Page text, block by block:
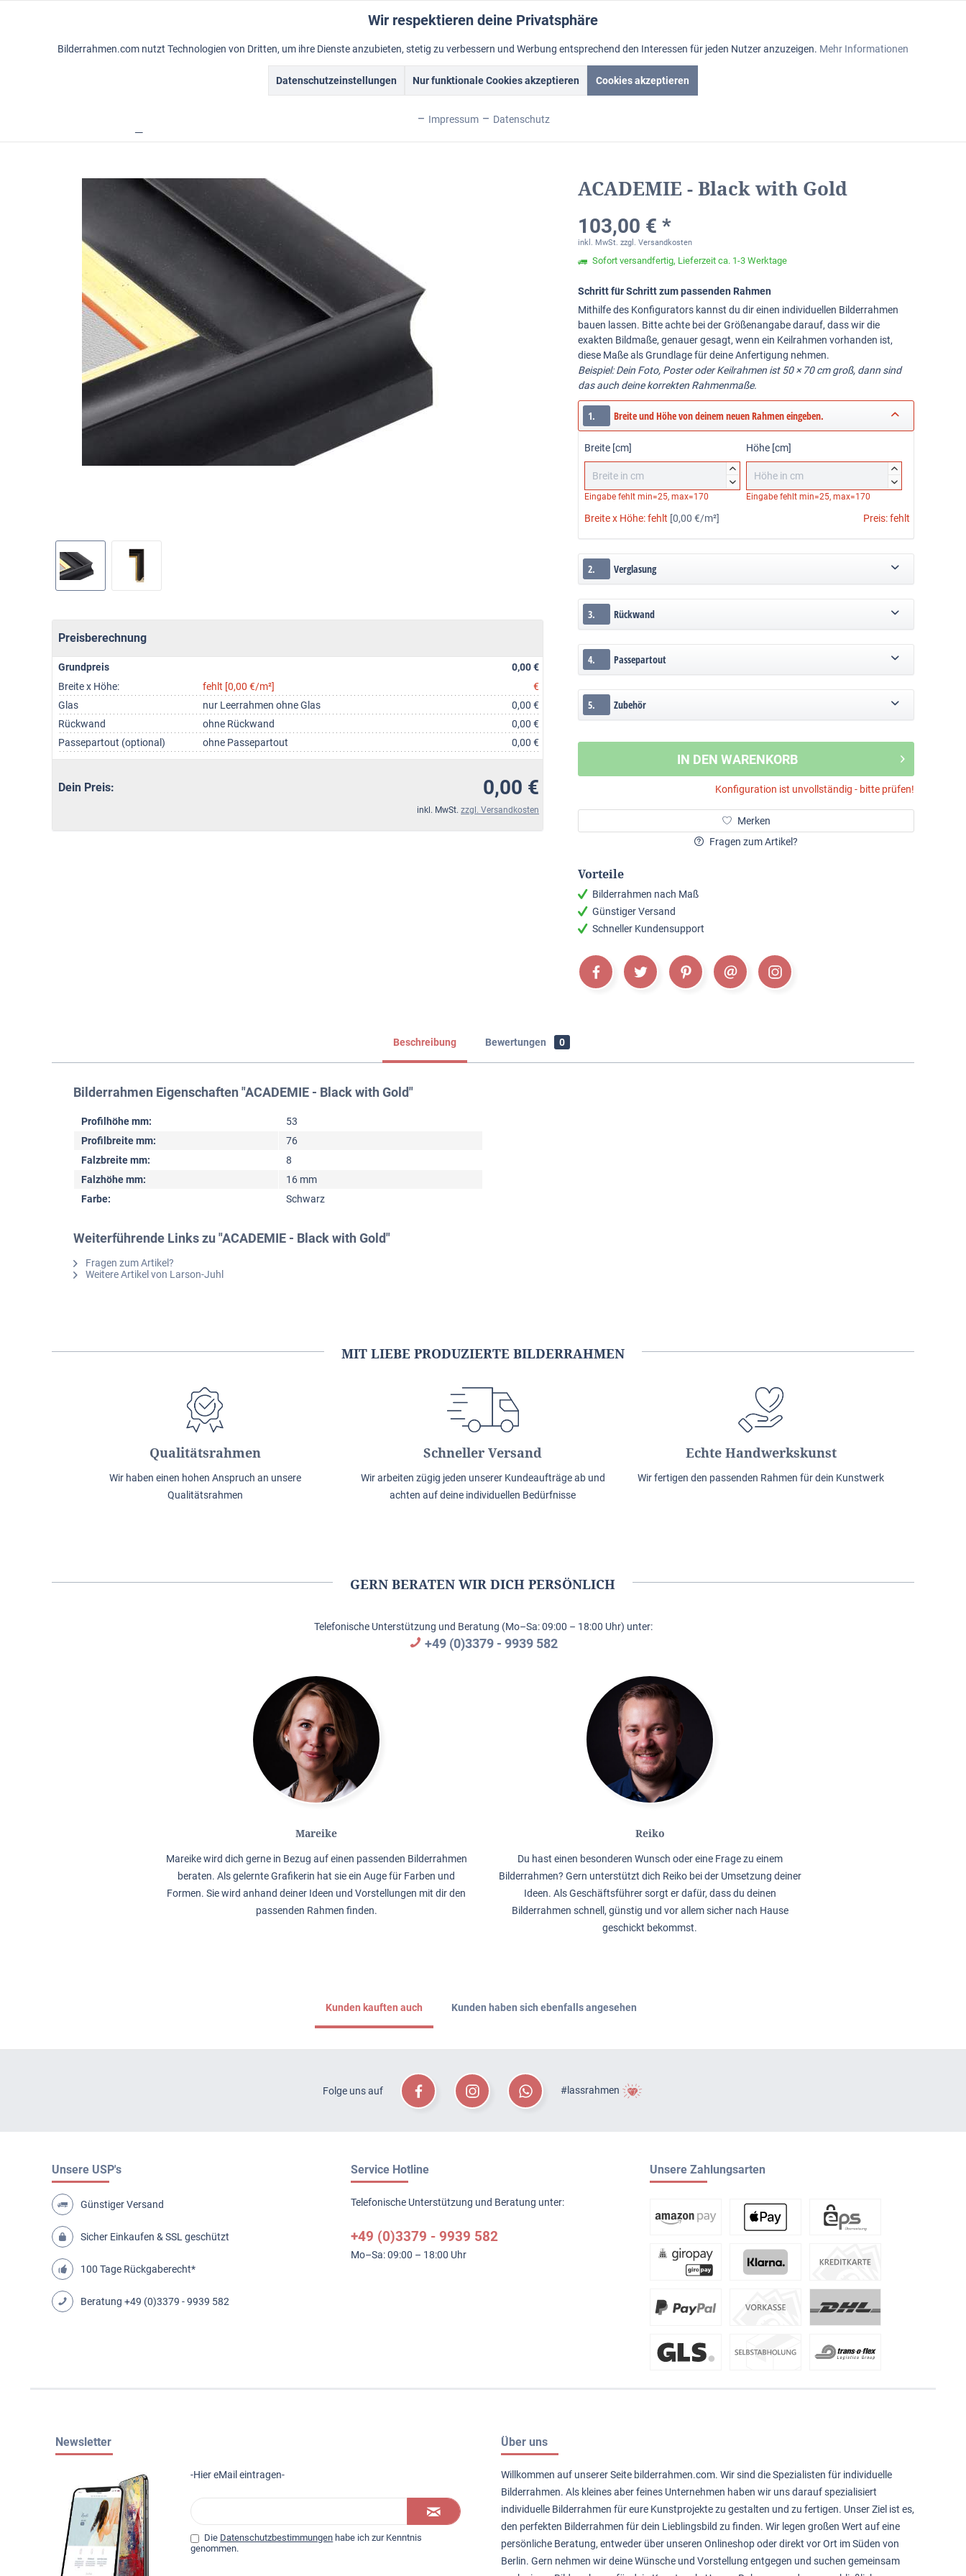
Vintagerahmen Barockrahmen Schattenfugenrahmen Fotorahmen Aluminiumrahmen
Preisberechnung
Grundpreis
0,00 €
Breite x Höhe:
fehlt [0,00 €/m²]
€
Glas
nur Leerrahmen ohne Glas
0,00 €
Rückwand
ohne Rückwand
0,00 €
Passepartout (optional)
ohne Passepartout 0,00 €
Dein Preis: 0,00 €
inkl. MwSt. zzgl. Versandkosten
ACADEMIE - Black with Gold
103,00 € *
inkl. MwSt. zzgl. Versandkosten
Sofort versandfertig, Lieferzeit ca. 1-3 Werktage
Schritt für Schritt zum passenden Rahmen
Mithilfe des Konfigurators kannst du dir einen individuellen Bilderrahmen
bauen lassen. Bitte achte bei der Größenangabe darauf, dass wir die
exakten Bildmaße, genauer gesagt, wenn ein Keilrahmen vorhanden ist,
diese Maße als Grundlage für deine Anfertigung nehmen.
Beispiel: Dein Foto, Poster oder Keilrahmen ist 50 × 70 cm groß, dann sind
das auch deine korrekten Rahmenmaße.
1. Breite und Höhe von deinem neuen Rahmen eingeben.
Breite [cm]


Höhe [cm]


Eingabe fehlt min=25, max=170 Eingabe fehlt min=25, max=170
Breite x Höhe:fehlt [0,00 €/m²] Preis:fehlt
2. Verglasung
3. Rückwand
4. Passepartout
5. Zubehör
IN DEN WARENKORB
Konfiguration ist unvollständig - bitte prüfen!
Merken
Fragen zum Artikel?
Vorteile
Bilderrahmen nach Maß
Günstiger Versand
Schneller Kundensupport
Beschreibung Bewertungen 0
Bilderrahmen Eigenschaften "ACADEMIE - Black with Gold"
Profilhöhe mm:
53
Profilbreite mm:
76
Falzbreite mm:
8
Falzhöhe mm:
16 mm
Farbe:
Schwarz
Weiterführende Links zu "ACADEMIE - Black with Gold"
Fragen zum Artikel?
Weitere Artikel von Larson-Juhl
MIT LIEBE PRODUZIERTE BILDERRAHMEN
Qualitätsrahmen
Wir haben einen hohen Anspruch an unsere
Qualitätsrahmen
Schneller Versand
Wir arbeiten zügig jeden unserer Kundeaufträge ab und
achten auf deine individuellen Bedürfnisse
Echte Handwerkskunst
Wir fertigen den passenden Rahmen für dein Kunstwerk
GERN BERATEN WIR DICH PERSÖNLICH
Telefonische Unterstützung und Beratung (Mo–Sa: 09:00 – 18:00 Uhr) unter:
+49 (0)3379 - 9939 582
Mareike
Mareike wird dich gerne in Bezug auf einen passenden Bilderrahmen
beraten. Als gelernte Grafikerin hat sie ein Auge für Farben und
Formen. Sie wird anhand deiner Ideen und Vorstellungen mit dir den
passenden Rahmen finden.
Reiko
Du hast einen besonderen Wunsch oder eine Frage zu einem
Bilderrahmen? Gern unterstützt dich Reiko bei der Umsetzung deiner
Ideen. Als Geschäftsführer sorgt er dafür, dass du deinen
Bilderrahmen schnell, günstig und vor allem sicher nach Hause
geschickt bekommst.
Kunden kauften auch Kunden haben sich ebenfalls angesehen
Folge uns auf #lassrahmen
Unsere USP's
Günstiger Versand
Sicher Einkaufen & SSL geschützt
100 Tage Rückgaberecht*
Beratung +49 (0)3379 - 9939 582
Service Hotline
Telefonische Unterstützung und Beratung unter:
+49 (0)3379 - 9939 582
Mo–Sa: 09:00 – 18:00 Uhr
Unsere Zahlungsarten
Newsletter
-Hier eMail eintragen-
Die Datenschutzbestimmungen habe ich zur Kenntnis
genommen.
Über uns
Willkommen auf unserer Seite bilderrahmen.com. Wir sind die Spezialisten für individuelle
Bilderrahmen. Als kleines aber feines Unternehmen haben wir uns darauf spezialisiert
individuelle Bilderrahmen für eure Kunstprojekte zu gestalten und zu fertigen. Unser Ziel ist es,
den perfekten Bilderrahmen für dein Lieblingsbild zu finden. Wir legen großen Wert auf eine
persönliche Beratung, entweder über unseren Onlineshop oder direkt vor Ort im Süden von
Berlin. Gern nehmen wir deine Wünsche und Vorstellung entgegen und suchen gemeinsam
Inaktiv
Wir respektieren deine Privatsphäre
Bilderrahmen.com nutzt Technologien von Dritten, um ihre Dienste anzubieten, stetig zu verbessern und Werbung entsprechend den Interessen für jeden Nutzer anzuzeigen. Mehr Informationen
Datenschutzeinstellungen Nur funktionale Cookies akzeptieren Cookies akzeptieren
Impressum Datenschutz